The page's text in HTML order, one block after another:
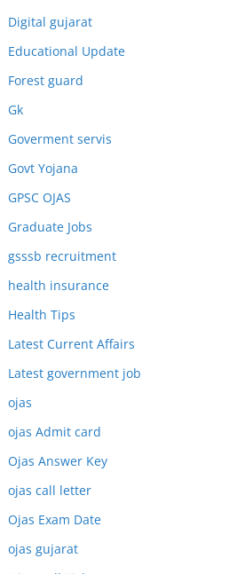
Digital gujarat
Educational Update
Forest guard
Gk
Goverment servis
Govt Yojana
GPSC OJAS
Graduate Jobs
gsssb recruitment
health insurance
Health Tips
Latest Current Affairs
Latest government job
ojas
ojas Admit card
Ojas Answer Key
ojas call letter
Ojas Exam Date
ojas gujarat